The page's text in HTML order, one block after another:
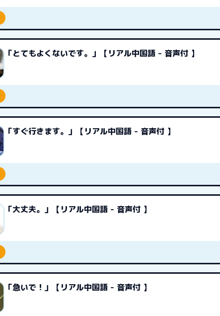
「とてもよくないです。」【リアル中国語 - 音声付 】
「すぐ行きます。」【リアル中国語 - 音声付 】
「大丈夫。」【リアル中国語 - 音声付 】
「急いで！」【リアル中国語 - 音声付 】